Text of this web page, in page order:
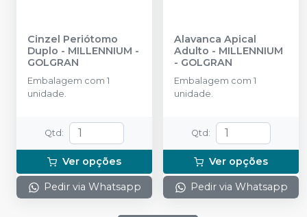
Cinzel Periótomo
Duplo - MILLENNIUM -
GOLGRAN
Embalagem com 1
unidade.
Qtd :
Ver opções
Pedir via Whatsapp
Alavanca Apical
Adulto - MILLENNIUM
- GOLGRAN
Embalagem com 1
unidade.
Qtd :
Ver opções
Pedir via Whatsapp